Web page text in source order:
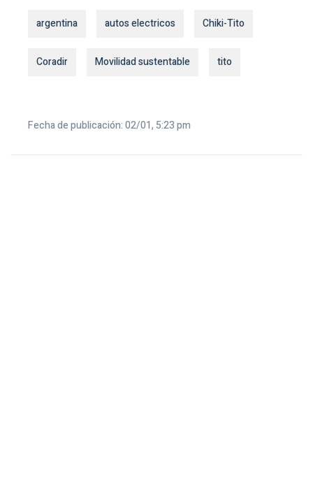
argentina autos electricos Chiki-Tito
Coradir Movilidad sustentable tito
Fecha de publicación: 02/01, 5:23 pm